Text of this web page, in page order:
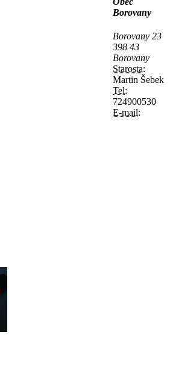
Borovany
Borovany 23
398 43
Borovany
Starosta:
Martin Šebek
Tel:
724900530
E-mail: